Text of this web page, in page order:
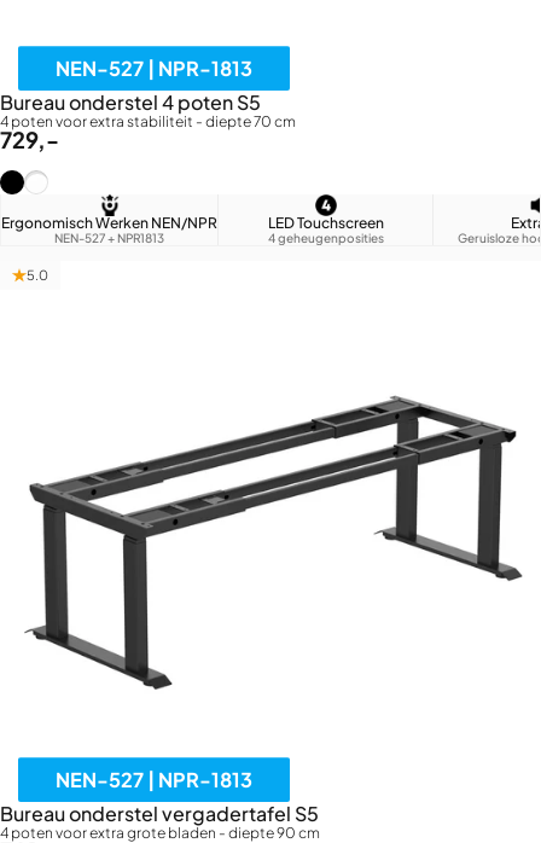
NEN-527 | NPR-1813
Bureau onderstel 4 poten S5
4 poten voor extra stabiliteit - diepte 70 cm
729,-
Zwart (RAL9005)
Wit (RAL9016)
Ergonomisch Werken NEN/NPR
NEN-527 + NPR1813
LED Touchscreen
4 geheugenposities Geruisloze
NEN-527 | NPR-1813
5.0
Bureau onderstel vergadertafel S5
4 poten voor extra grote bladen - diepte 90 cm